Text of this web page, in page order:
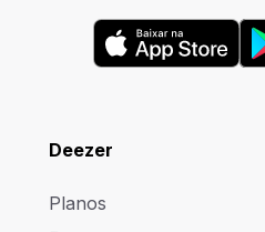
Deezer
Planos